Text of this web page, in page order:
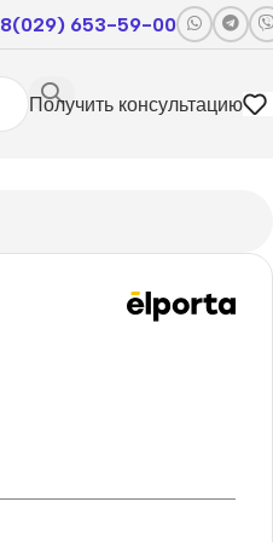
8(029) 653-59-00
Получить консультацию